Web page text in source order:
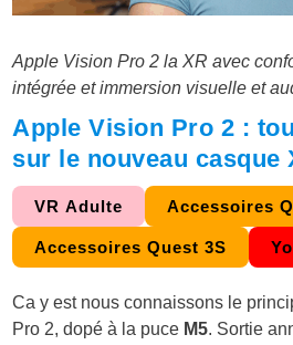
Apple Vision Pro 2 la XR avec
intégrée et immersion visuelle et
Apple Vision Pro 2 :
sur le nouveau casque
VR Adulte Accessoires
Accessoires Quest 3S
Ca y est nous connaissons le
Pro 2, dopé à la puce M5. Sortie